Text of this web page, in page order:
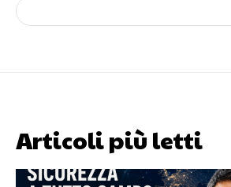
Articoli più letti